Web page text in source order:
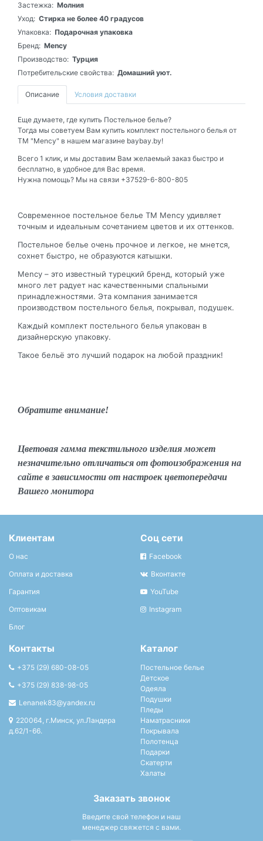
Застежка: Молния
Уход: Стирка не более 40 градусов
Упаковка: Подарочная упаковка
Бренд: Mency
Производство: Турция
Потребительские свойства: Домашний уют.
Описание Условия доставки
Еще думаете, где купить Постельное белье?
Тогда мы советуем Вам купить комплект постельного белья от
ТМ "Mency" в нашем магазине baybay.by!
Всего 1 клик, и мы доставим Вам желаемый заказ быстро и
бесплатно, в удобное для Вас время.
Нужна помощь? Мы на связи +37529-6-800-805
Современное постельное белье ТМ Mency удивляет
точным и идеальным сочетанием цветов и их оттенков.
Постельное белье очень прочное и легкое, не мнется,
сохнет быстро, не образуются катышки.
Mency – это известный турецкий бренд, который уже
много лет радует нас качественными спальными
принадлежностями. Эта компания занимается
производством постельного белья, покрывал, подушек.
Каждый комплект постельного белья упакован в
дизайнерскую упаковку.
Такое бельё это лучший подарок на любой праздник!
Обратите внимание!
Цветовая гамма текстильного изделия может
незначительно отличаться от фотоизображения на
сайте в зависимости от настроек цветопередачи
Вашего монитора
Клиентам
О нас
Оплата и доставка
Гарантия
Оптовикам
Блог
Соц сети
Facebook
Вконтакте
YouTube
Instagram
Контакты
+375 (29) 680-08-05
+375 (29) 838-98-05
Lenanek83@yandex.ru
220064, г.Минск, ул.Ландера
д.62/1-66.
Каталог
Постельное белье
Детское
Одеяла
Подушки
Пледы
Наматрасники
Покрывала
Полотенца
Подарки
Скатерти
Халаты
Заказать звонок
Введите свой телефон и наш
менеджер свяжется с вами.